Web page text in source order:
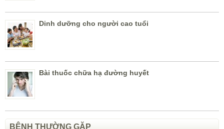
Dinh dưỡng cho người cao tuổi
Bài thuốc chữa hạ đường huyết
BỆNH THƯỜNG GẶP